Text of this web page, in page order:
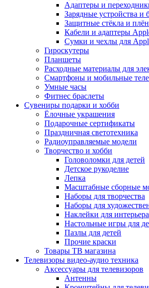
Адаптеры и
Зарядные устройства и
Защитные стёкла и
Кабели и адаптеры
Сумки и чехлы для
Гироскутеры
Планшеты
Расходные материалы для
Смартфоны и мобильные
Умные часы
Фитнес браслеты
Сувениры подарки и хобби
Ёлочные украшения
Подарочные сертификаты
Праздничная светотехника
Радиоуправляемые модели
Творчество и хобби
Головоломки для детей
Детское рукоделие
Лепка
Масштабные сборные
Наборы для творчества
Наборы для
Наклейки для интерьера
Настольные игры для
Пазлы для детей
Прочие краски
Товары ТВ магазина
Телевизоры видео-аудио техника
Аксессуары для телевизоров
Антенны